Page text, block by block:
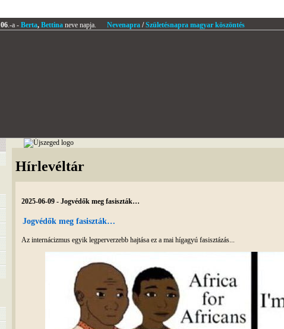
06.-a - Berta, Bettinaneve napja. Nevenapra/Születésnapra magyar köszöntés
Hírlevéltár
2025-06-09 - Jogvédők meg fasiszták…
Jogvédők meg fasiszták…
Az internácizmus egyik legperverzebb hajtása ez a mai hígagyú fasisztázás...